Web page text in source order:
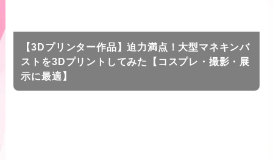
【3Dプリンター作品】迫力満点！大型マネキンバ
ストを3Dプリントしてみた【コスプレ・撮影・展
示に最適】